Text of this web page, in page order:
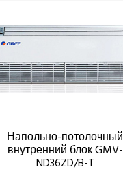
Напольно-потолочный
внутренний блок GMV-
ND36ZD/B-T